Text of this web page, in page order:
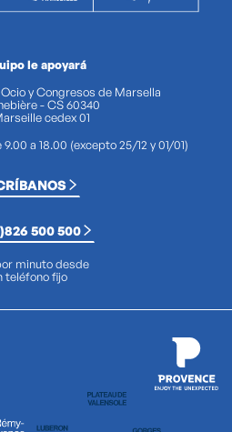
le apoyará
y Congresos de Marsella
- CS 60340
cedex 01
a 18.00 (excepto 25/12 y 01/01)
500 500
minuto desde
teléfono fijo